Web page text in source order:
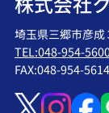
埼玉県三郷市彦
TEL:048-954-
FAX:048-954-5614